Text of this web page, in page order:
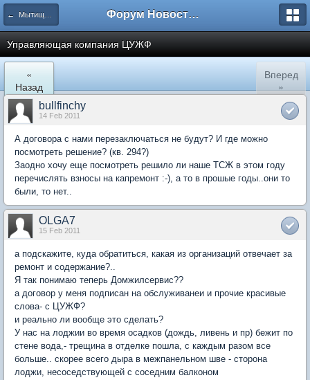
← Мытищи, Троицкая д.5 Форум Новостройки
Управляющая компания ЦУЖФ
«
Назад
Вперед
»
bullfinchy
14 Feb 2011
А договора с нами перезаключаться не будут? И где можно
посмотреть решение? (кв. 294?)
Заодно хочу еще посмотреть решило ли наше ТСЖ в этом году
перечислять взносы на капремонт :-), а то в прошые годы..они то
были, то нет..
OLGA7
15 Feb 2011
а подскажите, куда обратиться, какая из организаций отвечает за
ремонт и содержание?..
Я так понимаю теперь Домжилсервис??
а договор у меня подписан на обслуживанеи и прочие красивые
слова- с ЦУЖФ?
и реально ли вообще это сделать?
У нас на лоджии во время осадков (дождь, ливень и пр) бежит по
стене вода,- трещина в отделке пошла, с каждым разом все
больше.. скорее всего дыра в межпанельном шве - сторона
лоджи, несоседствующей с соседним балконом